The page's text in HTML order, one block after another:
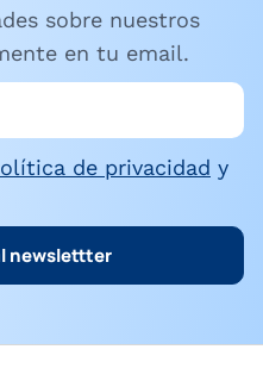
sobre nuestros
en tu email.
de privacidad y
newslettter